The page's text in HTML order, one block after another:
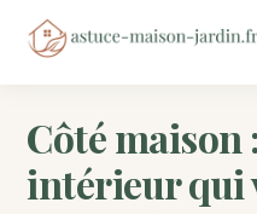
Côté maison
intérieur qui